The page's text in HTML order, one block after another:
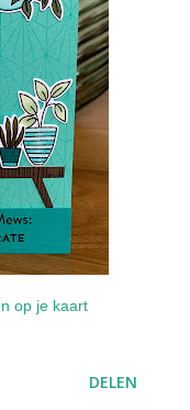
op je kaart
DELEN